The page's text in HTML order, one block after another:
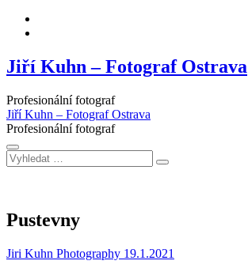
Jiří Kuhn – Fotograf Ostrava
Profesionální fotograf
Jiří Kuhn – Fotograf Ostrava
Profesionální fotograf
Vyhledat
…
Pustevny
Jiri Kuhn Photography 19.1.2021